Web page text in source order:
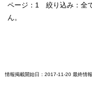
ページ：1 絞り込み：全
ん。
情報掲載開始日：2017-11-20 最終情